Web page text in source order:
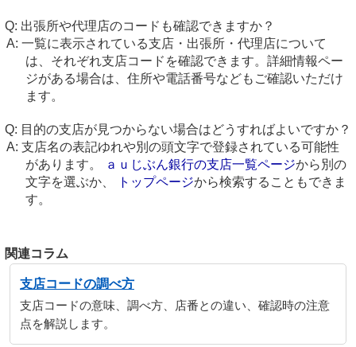
出張所や代理店のコードも確認できますか？
一覧に表示されている支店・出張所・代理店について
は、それぞれ支店コードを確認できます。詳細情報ペー
ジがある場合は、住所や電話番号などもご確認いただけ
ます。
目的の支店が見つからない場合はどうすればよいですか？
支店名の表記ゆれや別の頭文字で登録されている可能性
があります。
ａｕじぶん銀行の支店一覧ページから別の
文字を選ぶか、
トップページから検索することもできま
す。
関連コラム
支店コードの調べ方
支店コードの意味、調べ方、店番との違い、確認時の注意
点を解説します。